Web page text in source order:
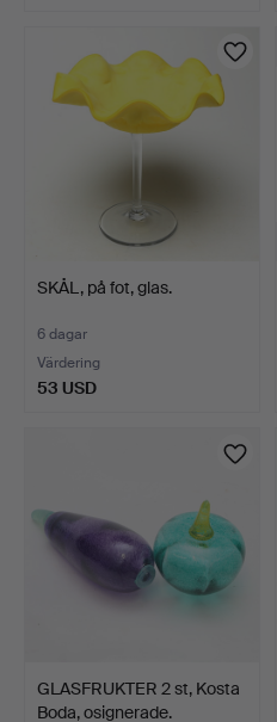
SKÅL, på fot, glas.
6 dagar
Värdering
53 USD
GLASFRUKTER 2 st, Kosta
Boda, osignerade.